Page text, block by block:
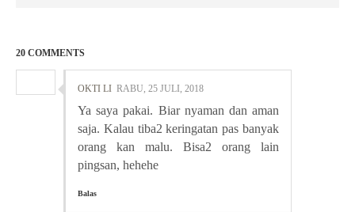
20 COMMENTS
OKTI LI RABU, 25 JULI, 2018
Ya saya pakai. Biar nyaman dan aman
saja. Kalau tiba2 keringatan pas banyak
orang kan malu. Bisa2 orang lain
pingsan, hehehe
Balas